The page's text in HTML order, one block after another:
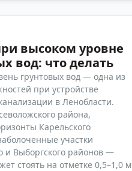
высоком уровне
вод: что делать
грунтовых вод — одна из
при устройстве
в Ленобласти.
района,
Карельского
участки
и Выборгского районов —
стоять на отметке 0,5–1,0 м